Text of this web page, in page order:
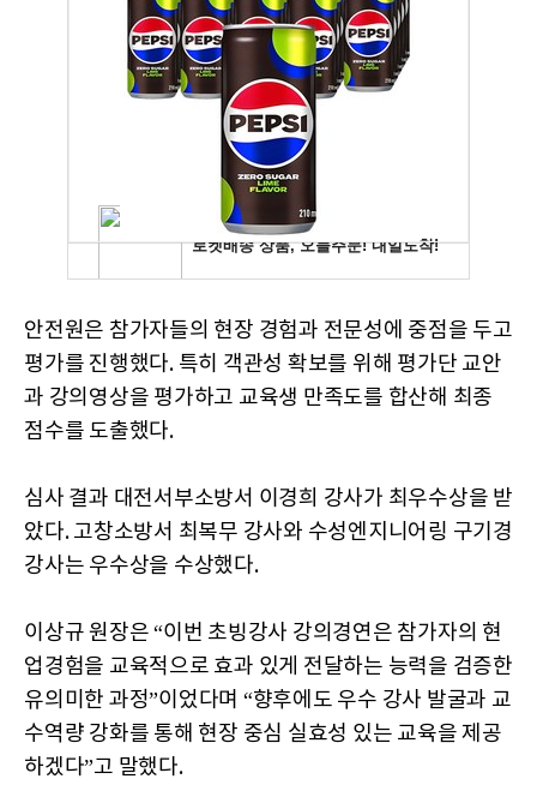
안전원은 참가자들의 현장 경험과 전문성에 중점을 두고
평가를 진행했다. 특히 객관성 확보를 위해 평가단 교안
과 강의영상을 평가하고 교육생 만족도를 합산해 최종
점수를 도출했다.
심사 결과 대전서부소방서 이경희 강사가 최우수상을 받
았다. 고창소방서 최복무 강사와 수성엔지니어링 구기경
강사는 우수상을 수상했다.
이상규 원장은 “이번 초빙강사 강의경연은 참가자의 현
업경험을 교육적으로 효과 있게 전달하는 능력을 검증한
유의미한 과정”이었다며 “향후에도 우수 강사 발굴과 교
수역량 강화를 통해 현장 중심 실효성 있는 교육을 제공
하겠다”고 말했다.